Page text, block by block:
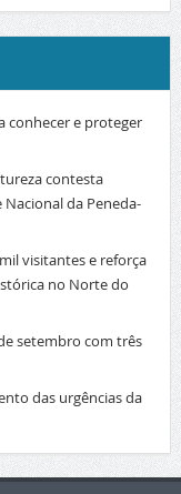
conhecer e proteger
contesta
da Peneda-
visitantes e reforça
no Norte do
setembro com três
das urgências da